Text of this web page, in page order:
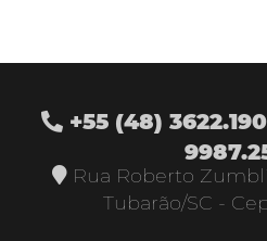
+55 (48)
Rua Roberto
Tubarão/SC -